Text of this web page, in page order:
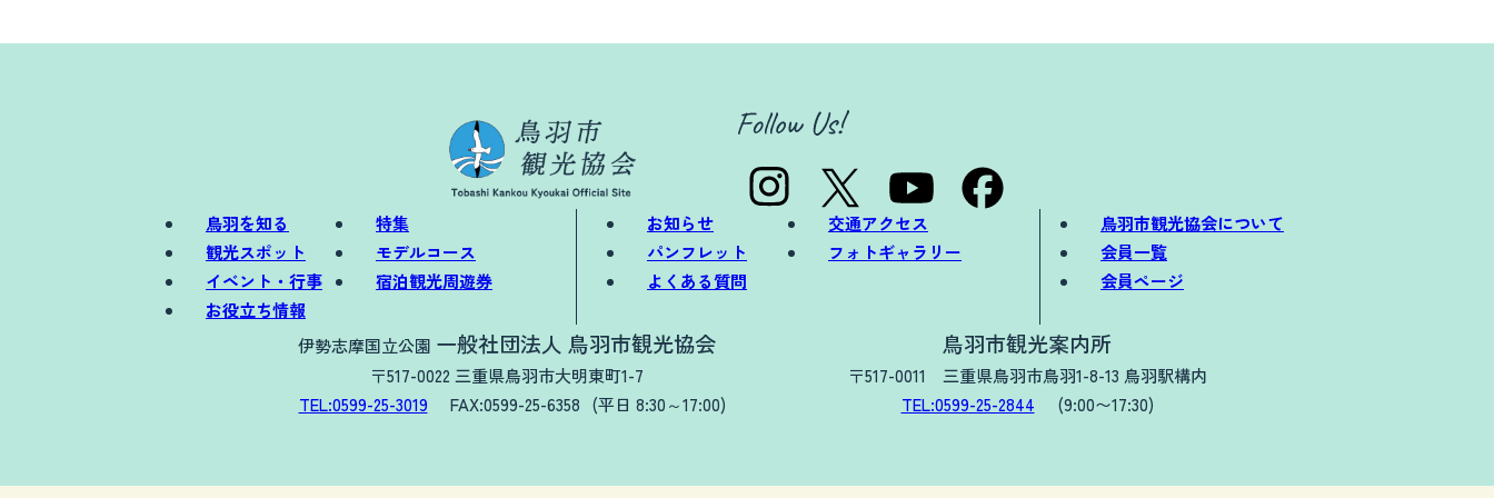
鳥羽を知る
特集
観光スポット
モデルコース
イベント・行事
宿泊観光周遊券
お役立ち情報
お知らせ
交通アクセス
パンフレット
フォトギャラリー
よくある質問
鳥羽市観光協会について
会員一覧
会員ページ
伊勢志摩国立公園 一般社団法人 鳥羽市観光協会
〒517-0022 三重県鳥羽市大明東町1-7
TEL:0599-25-3019
FAX:0599-25-6358 (平日 8:30～17:00)
鳥羽市観光案内所
〒517-0011 三重県鳥羽市鳥羽1-8-13 鳥羽駅構内
TEL:0599-25-2844
(9:00〜17:30)